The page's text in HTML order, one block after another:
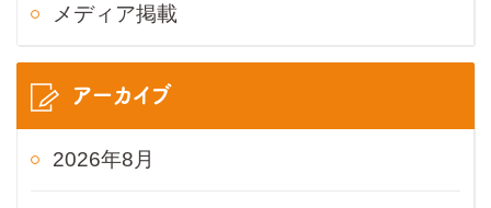
メディア掲載
アーカイブ
2026年8月